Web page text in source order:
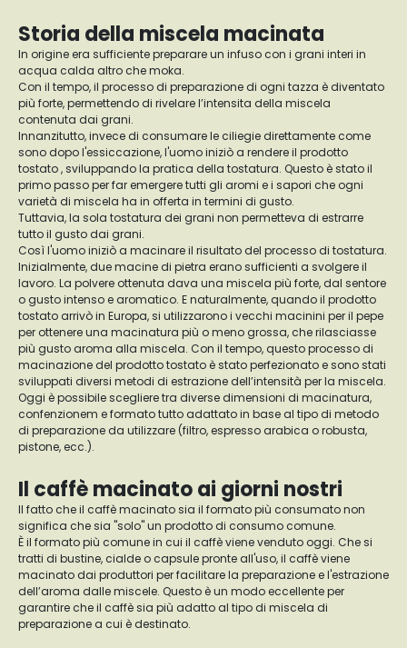
Storia della miscela macinata
In origine era sufficiente preparare un infuso con i grani interi in
acqua calda altro che moka.
Con il tempo, il processo di preparazione di ogni tazza è diventato
più forte, permettendo di rivelare l’intensita della miscela
contenuta dai grani.
Innanzitutto, invece di consumare le ciliegie direttamente come
sono dopo l'essiccazione, l'uomo iniziò a rendere il prodotto
tostato , sviluppando la pratica della tostatura. Questo è stato il
primo passo per far emergere tutti gli aromi e i sapori che ogni
varietà di miscela ha in offerta in termini di gusto.
Tuttavia, la sola tostatura dei grani non permetteva di estrarre
tutto il gusto dai grani.
Così l'uomo iniziò a macinare il risultato del processo di tostatura.
Inizialmente, due macine di pietra erano sufficienti a svolgere il
lavoro. La polvere ottenuta dava una miscela più forte, dal sentore
o gusto intenso e aromatico. E naturalmente, quando il prodotto
tostato arrivò in Europa, si utilizzarono i vecchi macinini per il pepe
per ottenere una macinatura più o meno grossa, che rilasciasse
più gusto aroma alla miscela. Con il tempo, questo processo di
macinazione del prodotto tostato è stato perfezionato e sono stati
sviluppati diversi metodi di estrazione dell’intensità per la miscela.
Oggi è possibile scegliere tra diverse dimensioni di macinatura,
confenzionem e formato tutto adattato in base al tipo di metodo
di preparazione da utilizzare (filtro, espresso arabica o robusta,
pistone, ecc.).
Il caffè macinato ai giorni nostri
Il fatto che il caffè macinato sia il formato più consumato non
significa che sia "solo" un prodotto di consumo comune.
È il formato più comune in cui il caffè viene venduto oggi. Che si
tratti di bustine, cialde o capsule pronte all'uso, il caffè viene
macinato dai produttori per facilitare la preparazione e l'estrazione
dell’aroma dalle miscele. Questo è un modo eccellente per
garantire che il caffè sia più adatto al tipo di miscela di
preparazione a cui è destinato.